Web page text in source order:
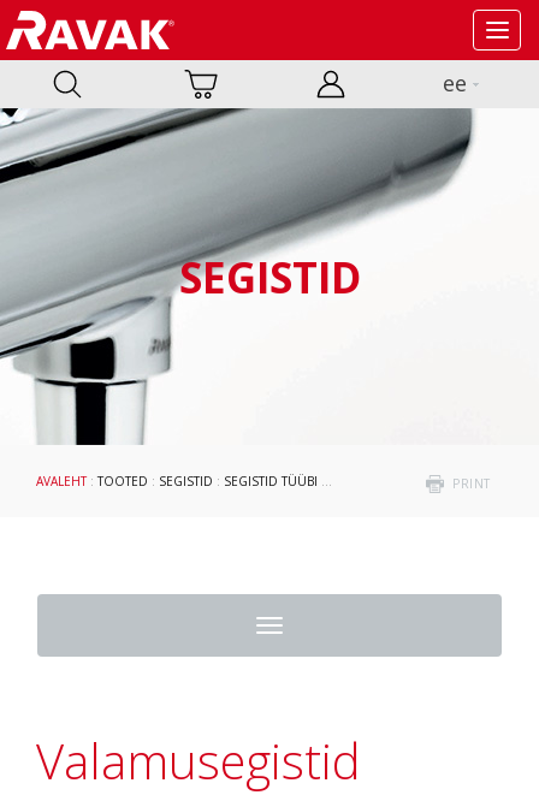
ee
SEGISTID
PRINT
AVALEHT:TOOTED : SEGISTID : SEGISTID TÜÜBI JÄRGI : VALAMUSEGISTID
Toggle
navigation
Valamusegistid